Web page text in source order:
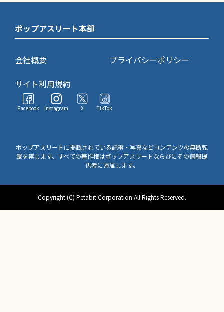
ポップアスリート本部
会社概要
プライバシーポリシー
サイト利用規約
Facebook Instagram X TikTok
ポップアスリートに掲載されている記事・写真などコンテンツの無断転
載を禁じます。すべての著作権はポップアスリートならびにその情報提
供者に帰属します。
Copyright (C) Petabit Corporation All Rights Reserved.